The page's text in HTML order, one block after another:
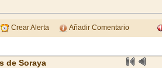
Crear Alerta Añadir Comentario
de Soraya